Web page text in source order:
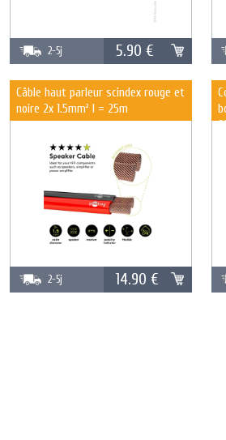
5.90 €
2-5j
Câble haut parleur scindex rouge et
noire 2x 1.5mm² l = 25m
14.90 €
2-5j